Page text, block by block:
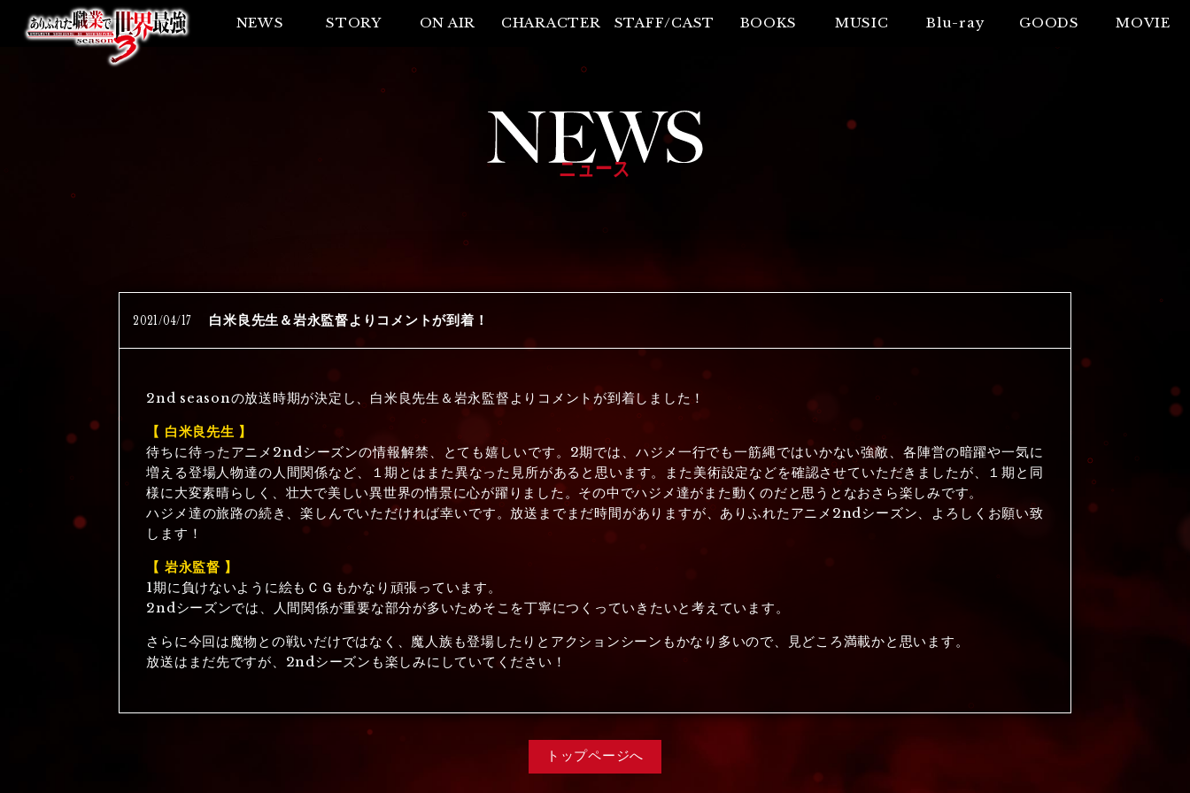
NEWS STORY ON AIR CHARACTER STAFF/CAST BOOKS MUSIC Blu-ray GOODS MOVIE
ニュース
2021/04/17 白米良先生＆岩永監督よりコメントが到着！
2nd seasonの放送時期が決定し、白米良先生＆岩永監督よりコメントが到着しました！
【 白米良先生 】
待ちに待ったアニメ2ndシーズンの情報解禁、とても嬉しいです。2期では、ハジメ一行でも一筋縄ではいかない強敵、各陣営の暗躍や一気に
増える登場人物達の人間関係など、１期とはまた異なった見所があると思います。また美術設定などを確認させていただきましたが、１期と同
様に大変素晴らしく、壮大で美しい異世界の情景に心が躍りました。その中でハジメ達がまた動くのだと思うとなおさら楽しみです。
ハジメ達の旅路の続き、楽しんでいただければ幸いです。放送までまだ時間がありますが、ありふれたアニメ2ndシーズン、よろしくお願い致
します！
【 岩永監督 】
1期に負けないように絵もＣＧもかなり頑張っています。
2ndシーズンでは、人間関係が重要な部分が多いためそこを丁寧につくっていきたいと考えています。
さらに今回は魔物との戦いだけではなく、魔人族も登場したりとアクションシーンもかなり多いので、見どころ満載かと思います。
放送はまだ先ですが、2ndシーズンも楽しみにしていてください！
トップページへ